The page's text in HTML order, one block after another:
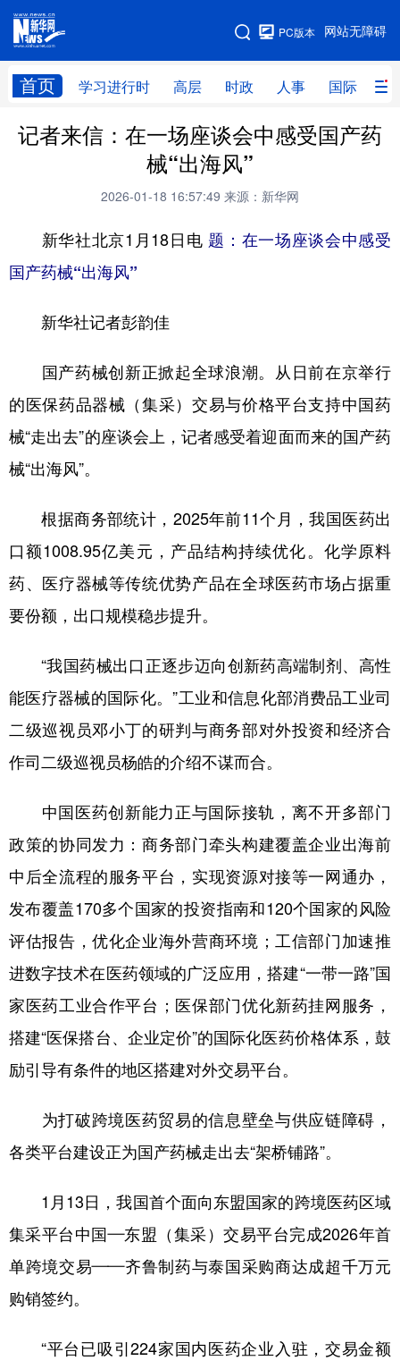
网站无障碍
PC版本
首页 学习进行时 高层 时政 人事 国际 财
网站地图
学习进行时 高层 时政 人事
财经 网评
科技 科创 量子 体育
文化
访谈 视频
食品 人居 信息化 数字经济
学术中国 乡村振兴 银龄 溯源中国
城市
彩票 娱乐 时尚 悦读
公益 一带一路 亚太网 上市公司
文化产业
北京 天津 河北 山西
辽宁 吉林 上海 江苏
浙江 安徽 福建
山东 河南 湖北 湖南
广东 广西 海南 重庆
四川 贵州 云南 西藏
陕西 甘肃 青海 宁夏
English Español Français
记者来信：在一场座谈会中感受国产药
械“出海风”
2026-01-18 16:57:49 来源：新华网
新华社北京1月18日电 题：在一场座谈会中感受
国产药械“出海风”
新华社记者彭韵佳
国产药械创新正掀起全球浪潮。从日前在京举行
的医保药品器械（集采）交易与价格平台支持中国药
械“走出去”的座谈会上，记者感受着迎面而来的国产药
械“出海风”。
根据商务部统计，2025年前11个月，我国医药出
口额1008.95亿美元，产品结构持续优化。化学原料
药、医疗器械等传统优势产品在全球医药市场占据重
要份额，出口规模稳步提升。
“我国药械出口正逐步迈向创新药高端制剂、高性
能医疗器械的国际化。”工业和信息化部消费品工业司
二级巡视员邓小丁的研判与商务部对外投资和经济合
作司二级巡视员杨皓的介绍不谋而合。
中国医药创新能力正与国际接轨，离不开多部门
政策的协同发力：商务部门牵头构建覆盖企业出海前
中后全流程的服务平台，实现资源对接等一网通办，
发布覆盖170多个国家的投资指南和120个国家的风险
评估报告，优化企业海外营商环境；工信部门加速推
进数字技术在医药领域的广泛应用，搭建“一带一路”国
家医药工业合作平台；医保部门优化新药挂网服务，
搭建“医保搭台、企业定价”的国际化医药价格体系，鼓
励引导有条件的地区搭建对外交易平台。
为打破跨境医药贸易的信息壁垒与供应链障碍，
各类平台建设正为国产药械走出去“架桥铺路”。
1月13日，我国首个面向东盟国家的跨境医药区域
集采平台中国—东盟（集采）交易平台完成2026年首
单跨境交易——齐鲁制药与泰国采购商达成超千万元
购销签约。
“平台已吸引224家国内医药企业入驻，交易金额